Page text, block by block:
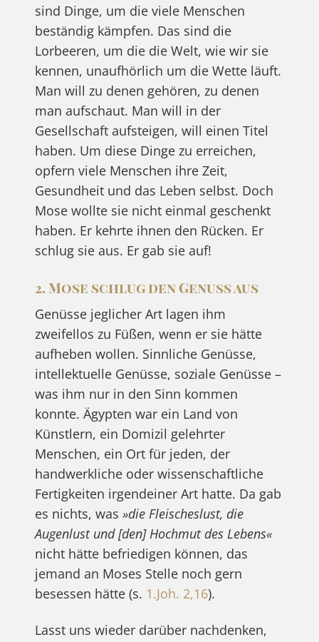
sind Dinge, um die viele Menschen
beständig kämpfen. Das sind die
Lorbeeren, um die die Welt, wie wir sie
kennen, unaufhörlich um die Wette läuft.
Man will zu denen gehören, zu denen
man aufschaut. Man will in der
Gesellschaft aufsteigen, will einen Titel
haben. Um diese Dinge zu erreichen,
opfern viele Menschen ihre Zeit,
Gesundheit und das Leben selbst. Doch
Mose wollte sie nicht einmal geschenkt
haben. Er kehrte ihnen den Rücken. Er
schlug sie aus. Er gab sie auf!
2. Mose schlug den Genuss aus
Genüsse jeglicher Art lagen ihm
zweifellos zu Füßen, wenn er sie hätte
aufheben wollen. Sinnliche Genüsse,
intellektuelle Genüsse, soziale Genüsse –
was ihm nur in den Sinn kommen
konnte. Ägypten war ein Land von
Künstlern, ein Domizil gelehrter
Menschen, ein Ort für jeden, der
handwerkliche oder wissenschaftliche
Fertigkeiten irgendeiner Art hatte. Da gab
es nichts, was »die Fleischeslust, die
Augenlust und [den] Hochmut des Lebens«
nicht hätte befriedigen können, das
jemand an Moses Stelle noch gern
besessen hätte (s. 1.Joh. 2,16).
Lasst uns wieder darüber nachdenken,